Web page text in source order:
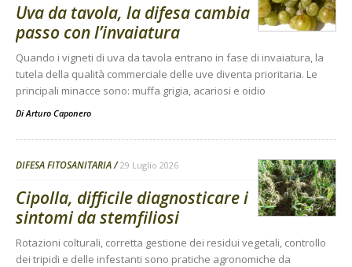
Uva da tavola, la difesa cambia
passo con l’invaiatura
Quando i vigneti di uva da tavola entrano in fase di invaiatura, la
tutela della qualità commerciale delle uve diventa prioritaria. Le
principali minacce sono: muffa grigia, acariosi e oidio
Di Arturo Caponero
DIFESA FITOSANITARIA 29 Luglio 2026
Cipolla, difficile diagnosticare i
sintomi da stemfiliosi
Rotazioni colturali, corretta gestione dei residui vegetali, controllo
dei tripidi e delle infestanti sono pratiche agronomiche da